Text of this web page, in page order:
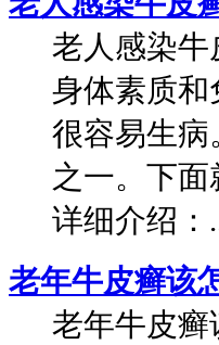
老人感染
身体素质
很容易生
之一。下
详细介绍：
老年牛皮癣该
老年牛皮